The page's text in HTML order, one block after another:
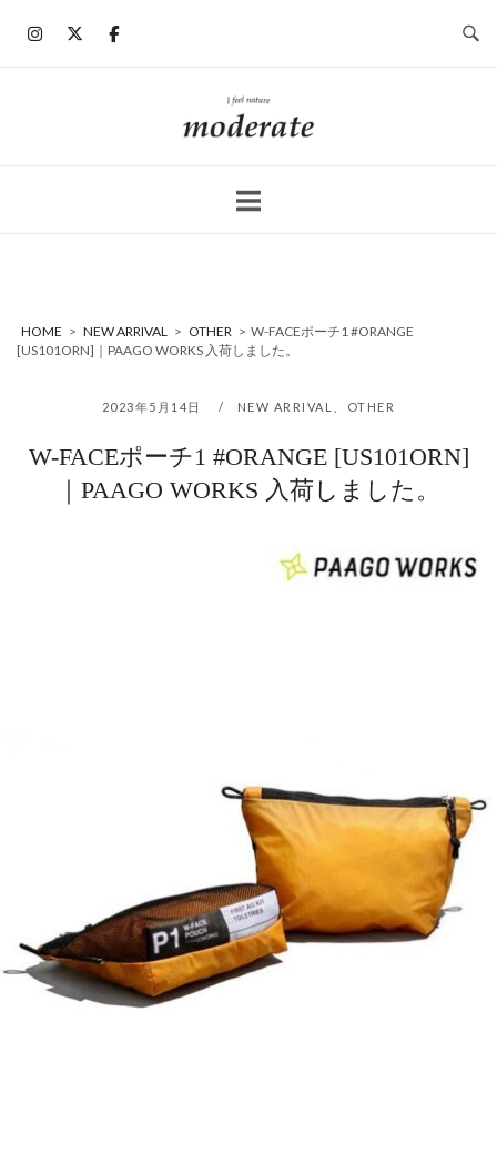
ホ
ー
HOME > NEW ARRIVAL > OTHER > W-FACEポーチ1 #ORANGE
[US101ORN]｜PAAGO WORKS 入荷しました。
2023年5月14日 NEW ARRIVAL OTHER
W-FACEポーチ1 #ORANGE [US101ORN]
｜PAAGO WORKS 入荷しました。